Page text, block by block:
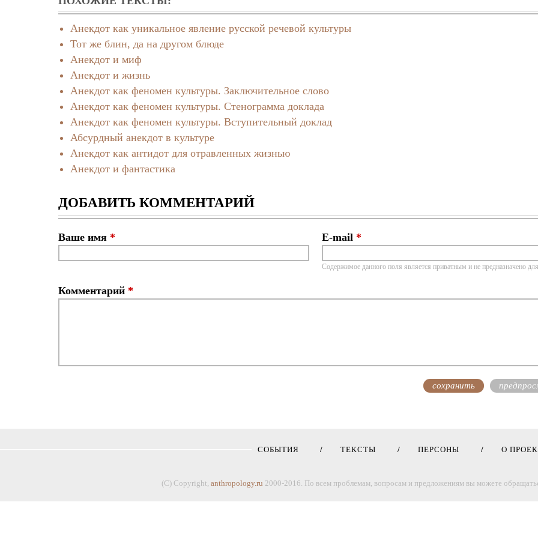
Анекдот как уникальное явление русской речевой культуры
Тот же блин, да на другом блюде
Анекдот и миф
Анекдот и жизнь
Анекдот как феномен культуры. Заключительное слово
Анекдот как феномен культуры. Стенограмма доклада
Анекдот как феномен культуры. Вступительный доклад
Абсурдный анекдот в культуре
Анекдот как антидот для отравленных жизнью
Анекдот и фантастика
ДОБАВИТЬ КОММЕНТАРИЙ
Ваше имя * E-mail *
Содержимое данного поля является приватным и не предназначено
Комментарий *
СОБЫТИЯ ТЕКСТЫ ПЕРСОНЫ О
(C) Copyright, anthropology.ru 2000-2016. По всем проблемам, вопросам и предложениям вы можете